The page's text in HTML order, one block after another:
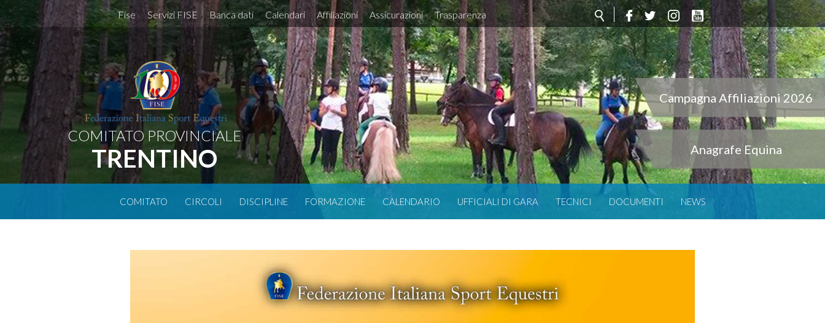
Fise Servizi FISE Banca dati Calendari Affiliazioni Assicurazioni Trasparenza
COMITATO PROVINCIALE
TRENTINO
Campagna Affiliazioni 2026
Anagrafe Equina
COMITATO CIRCOLI DISCIPLINE FORMAZIONE CALENDARIO UFFICIALI DI GARA TECNICI DOCUMENTI NEWS